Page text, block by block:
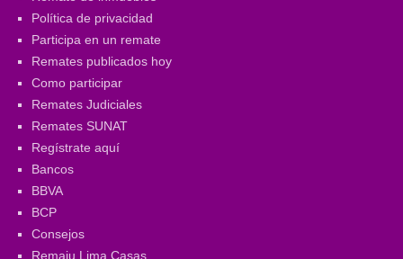
Política de privacidad
Participa en un remate
Remates publicados hoy
Como participar
Remates Judiciales
Remates SUNAT
Regístrate aquí
Bancos
BBVA
BCP
Consejos
Remaju Lima Casas